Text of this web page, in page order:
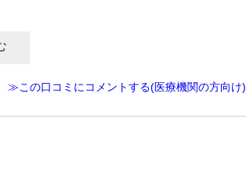
≫この口コミにコメントする(医療機関の方向け)